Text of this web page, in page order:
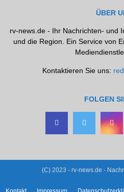
ÜBER
rv-news.de - Ihr Nachrichten- und
und die Region. Ein Service von
Kontaktieren Sie uns:
FOLGEN
(C) 2023 - rv-news.de -